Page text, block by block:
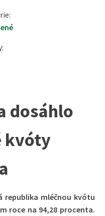
dosáhlo
kvóty
republika mléčnou kvótu
roce na 94,28 procenta.